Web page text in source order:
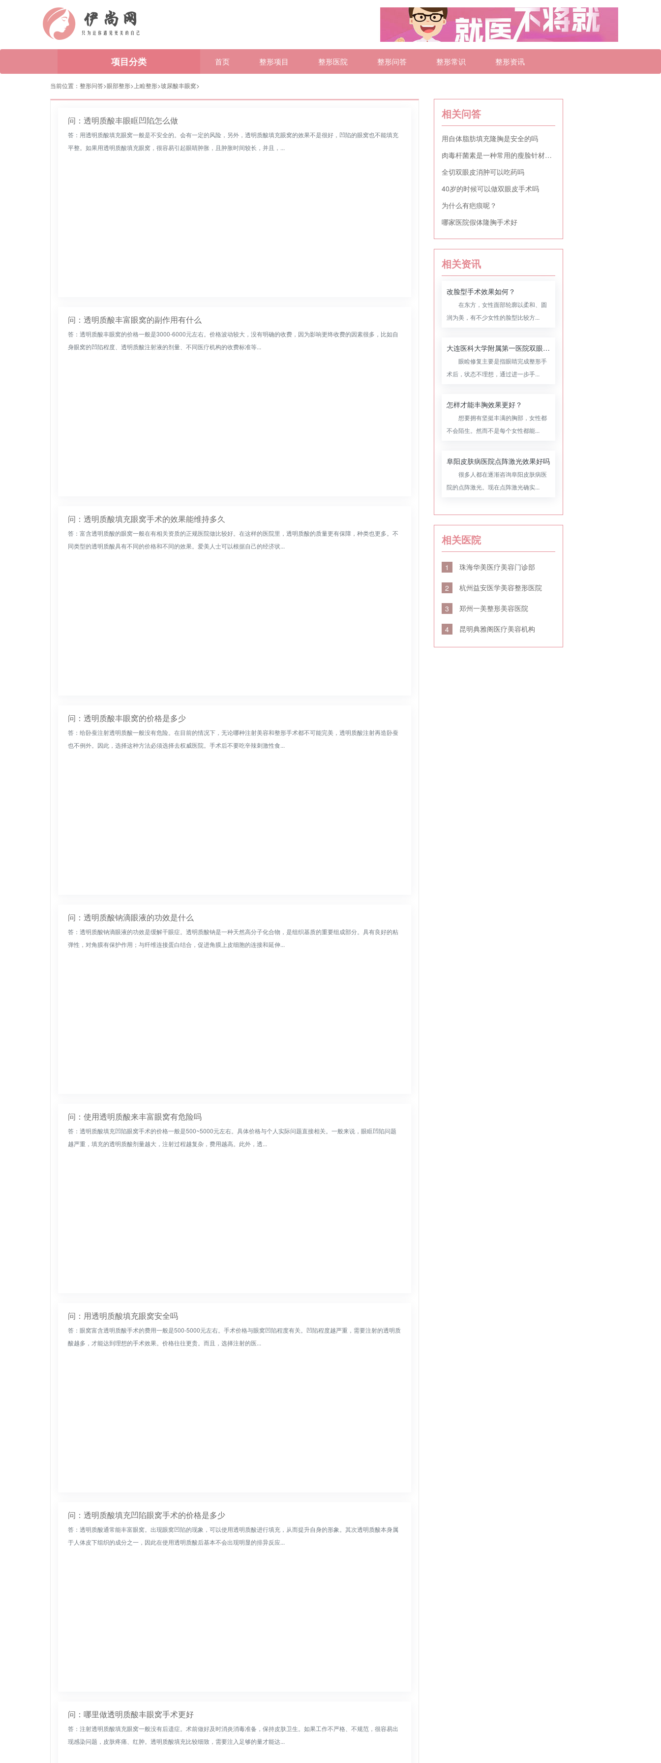
项目分类 首页 整形项目 整形医院 整形问答 整形常识 整形资讯
当前位置： 整形问答>眼部整形> 上睑整形>玻尿酸丰眼窝>
问：透明质酸丰眼眶凹陷怎么做
答：用透明质酸填充眼窝一般是不安全的。会有一定的风险，另外，透明质酸填充眼窝的效果不是很好，凹陷的眼窝也不能填充
平整。如果用透明质酸填充眼窝，很容易引起眼睛肿胀，且肿胀时间较长，并且，...
问：透明质酸丰富眼窝的副作用有什么
答：透明质酸丰眼窝的价格一般是3000-6000元左右。价格波动较大，没有明确的收费，因为影响更终收费的因素很多，比如自
身眼窝的凹陷程度、透明质酸注射液的剂量、不同医疗机构的收费标准等...
问：透明质酸填充眼窝手术的效果能维持多久
答：富含透明质酸的眼窝一般在有相关资质的正规医院做比较好。在这样的医院里，透明质酸的质量更有保障，种类也更多。不
同类型的透明质酸具有不同的价格和不同的效果。爱美人士可以根据自己的经济状...
问：透明质酸丰眼窝的价格是多少
答：给卧蚕注射透明质酸一般没有危险。在目前的情况下，无论哪种注射美容和整形手术都不可能完美，透明质酸注射再造卧蚕
也不例外。因此，选择这种方法必须选择去权威医院。手术后不要吃辛辣刺激性食...
问：透明质酸钠滴眼液的功效是什么
答：透明质酸钠滴眼液的功效是缓解干眼症。透明质酸钠是一种天然高分子化合物，是组织基质的重要组成部分。具有良好的粘
弹性，对角膜有保护作用；与纤维连接蛋白结合，促进角膜上皮细胞的连接和延伸...
问：使用透明质酸来丰富眼窝有危险吗
答：透明质酸填充凹陷眼窝手术的价格一般是500~5000元左右。具体价格与个人实际问题直接相关。一般来说，眼眶凹陷问题
越严重，填充的透明质酸剂量越大，注射过程越复杂，费用越高。此外，透...
问：用透明质酸填充眼窝安全吗
答：眼窝富含透明质酸手术的费用一般是500-5000元左右。手术价格与眼窝凹陷程度有关。凹陷程度越严重，需要注射的透明质
酸越多，才能达到理想的手术效果。价格往往更贵。而且，选择注射的医...
问：透明质酸填充凹陷眼窝手术的价格是多少
答：透明质酸通常能丰富眼窝。出现眼窝凹陷的现象，可以使用透明质酸进行填充，从而提升自身的形象。其次透明质酸本身属
于人体皮下组织的成分之一，因此在使用透明质酸后基本不会出现明显的排异反应...
问：哪里做透明质酸丰眼窝手术更好
答：注射透明质酸填充眼窝一般没有后遗症。术前做好及时消炎消毒准备，保持皮肤卫生。如果工作不严格、不规范，很容易出
现感染问题，皮肤疼痛、红肿。透明质酸填充比较细致，需要注入足够的量才能达...
相关问答
用自体脂肪填充隆胸是安全的吗
肉毒杆菌素是一种常用的瘦脸针材料吗
全切双眼皮消肿可以吃药吗
40岁的时候可以做双眼皮手术吗
为什么有疤痕呢？
哪家医院假体隆胸手术好
相关资讯
改脸型手术效果如何？
在东方，女性面部轮廓以柔和、圆
润为美，有不少女性的脸型比较方...
大连医科大学附属第一医院双眼皮修复怎么样，附双眼皮修复案例
眼睑修复主要是指眼睛完成整形手
术后，状态不理想，通过进一步手...
怎样才能丰胸效果更好？
想要拥有坚挺丰满的胸部，女性都
不会陌生。然而不是每个女性都能...
阜阳皮肤病医院点阵激光效果好吗
很多人都在逐渐咨询阜阳皮肤病医
院的点阵激光。现在点阵激光确实...
相关医院
1 珠海华美医疗美容门诊部
2 杭州益安医学美容整形医院
3 郑州一美整形美容医院
4 昆明典雅阁医疗美容机构